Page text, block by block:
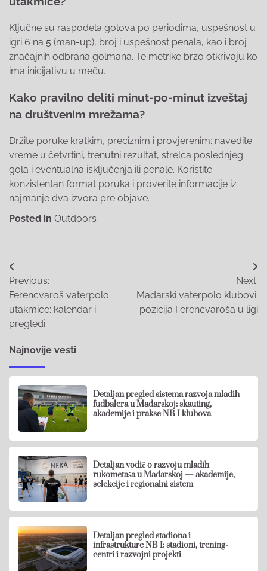
Ključne su raspodela golova po periodima, uspešnost u
igri 6 na 5 (man-up), broj i uspešnost penala, kao i broj
značajnih odbrana golmana. Te metrike brzo otkrivaju ko
ima inicijativu u meču.
Kako pravilno deliti minut-po-minut izveštaj
na društvenim mrežama?
Držite poruke kratkim, preciznim i provjerenim: navedite
vreme u četvrtini, trenutni rezultat, strelca poslednjeg
gola i eventualna isključenja ili penale. Koristite
konzistentan format poruka i proverite informacije iz
najmanje dva izvora pre objave.
Posted in Outdoors
Post
navigation
Previous:
Ferencvaroš vaterpolo
utakmice: kalendar i
pregledi
Next:
Mađarski vaterpolo klubovi:
pozicija Ferencvaroša u ligi
Najnovije vesti
Detaljan pregled sistema razvoja mladih
fudbalera u Mađarskoj: skauting,
akademije i prakse NB I klubova
Detaljan vodič o razvoju mladih
rukometaša u Mađarskoj — akademije,
selekcije i regionalni sistem
Detaljan pregled stadiona i
infrastrukture NB I: stadioni, trening-
centri i razvojni projekti